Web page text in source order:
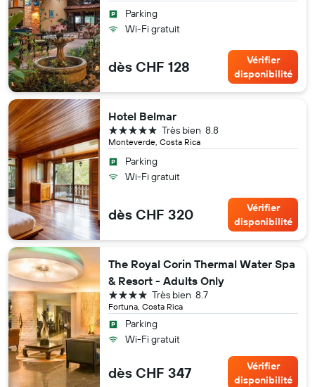
Parking
Wi-Fi gratuit
dès CHF 128
Vérifier
disponibilité
Hotel Belmar
Monteverde, Costa Rica
8.8
Très bien
5 étoiles
Parking
Wi-Fi gratuit
dès CHF 320
Vérifier
disponibilité
The Royal Corin Thermal Water Spa
& Resort - Adults Only
Fortuna, Costa Rica
8.7
Très bien
4 étoiles
Parking
Wi-Fi gratuit
dès CHF 347
Vérifier
disponibilité